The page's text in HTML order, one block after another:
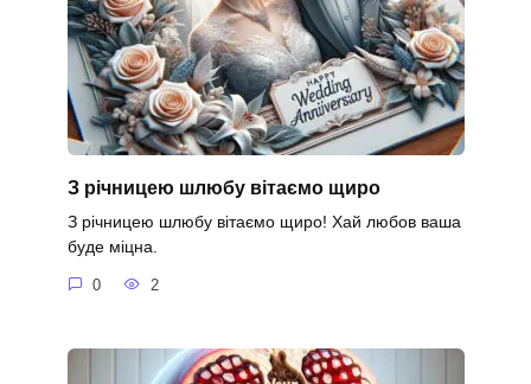
З річницею шлюбу вітаємо щиро
З річницею шлюбу вітаємо щиро! Хай любов ваша
буде міцна.
0 2